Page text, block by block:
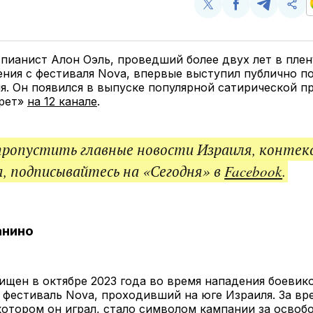
Поделиться
Twitter
Поделиться
FacebookTelegram
Алон Оэль, проведший более двух лет в
с фестиваля Nova, впервые выступил публично
Он появился в выпуске популярной сатирической
на 12 канале.
главные новости Израиля,
подписывайтесь на «Сегодня» вFacebook.
в октябре 2023 года во время нападения
Nova, проходивший на юге Израиля. За
он играл, стало символом кампании за